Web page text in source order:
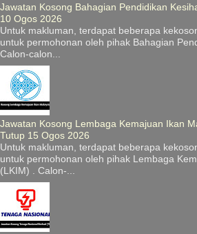
Jawatan Kosong Bahagian Pendidikan
10 Ogos 2026
Untuk makluman, terdapat beberapa
untuk permohonan oleh pihak Bahagian
Calon-calon...
Jawatan Kosong Lembaga Kemajuan Ikan
Tutup 15 Ogos 2026
Untuk makluman, terdapat beberapa
untuk permohonan oleh pihak Lembaga
(LKIM) . Calon-...